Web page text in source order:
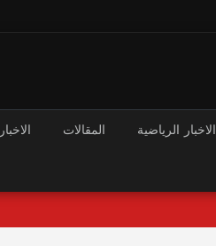
الاخبار الرياضية المقالات